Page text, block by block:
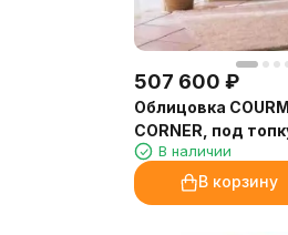
507 600 ₽
Облицовка
CORNER, под
MONOBLOCCO 78
(Palazzetti)
В наличии
В корзину